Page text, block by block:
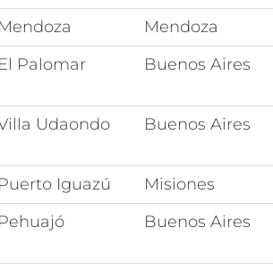
Mendoza
Mendoza
El Palomar Buenos Aires
Udaondo Buenos Aires
Puerto Iguazú
Misiones
Pehuajó Buenos Aires